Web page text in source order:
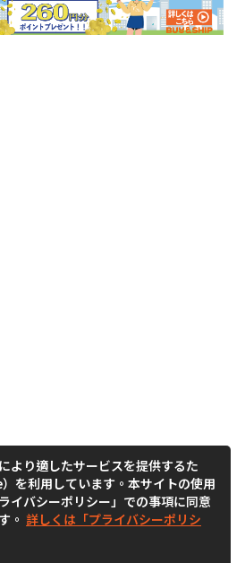
より適したサービスを提供するた
を利用しています。本サイトの使用
イバシーポリシー」での事項に同意
。 詳しくは「プライバシーポリシ